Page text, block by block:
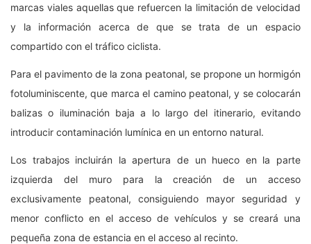
marcas viales aquellas que refuercen la limitación de velocidad
y la información acerca de que se trata de un espacio
compartido con el tráfico ciclista.
Para el pavimento de la zona peatonal, se propone un hormigón
fotoluminiscente, que marca el camino peatonal, y se colocarán
balizas o iluminación baja a lo largo del itinerario, evitando
introducir contaminación lumínica en un entorno natural.
Los trabajos incluirán la apertura de un hueco en la parte
izquierda del muro para la creación de un acceso
exclusivamente peatonal, consiguiendo mayor seguridad y
menor conflicto en el acceso de vehículos y se creará una
pequeña zona de estancia en el acceso al recinto.